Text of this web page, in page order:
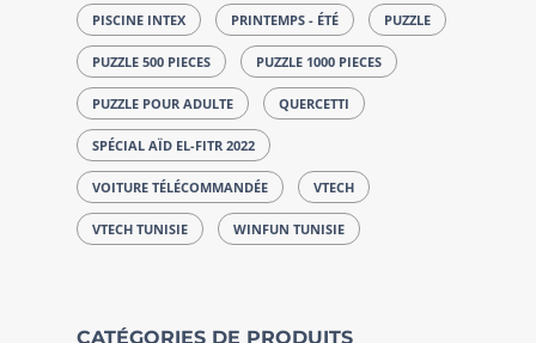
PISCINE INTEX PRINTEMPS - ÉTÉ PUZZLE
PUZZLE 500 PIECES PUZZLE 1000 PIECES
PUZZLE POUR ADULTE QUERCETTI
SPÉCIAL AÏD EL-FITR 2022
VOITURE TÉLÉCOMMANDÉE VTECH
VTECH TUNISIE WINFUN TUNISIE
CATÉGORIES DE PRODUITS